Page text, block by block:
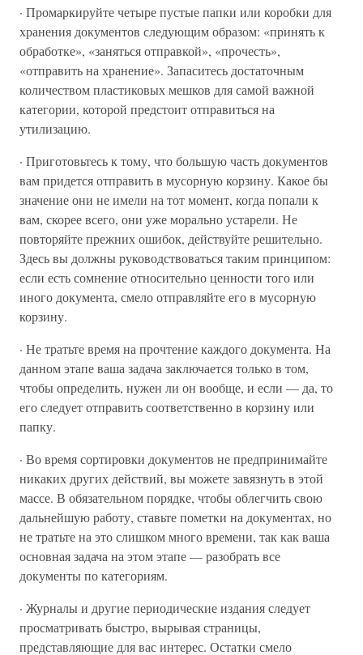
· Промаркируйте четыре пустые папки или коробки для
хранения документов следующим образом: «принять к
обработке», «заняться отправкой», «прочесть»,
«отправить на хранение». Запаситесь достаточным
количеством пластиковых мешков для самой важной
категории, которой предстоит отправиться на
утилизацию.
· Приготовьтесь к тому, что большую часть документов
вам придется отправить в мусорную корзину. Какое бы
значение они не имели на тот момент, когда попали к
вам, скорее всего, они уже морально устарели. Не
повторяйте прежних ошибок, действуйте решительно.
Здесь вы должны руководствоваться таким принципом:
если есть сомнение относительно ценности того или
иного документа, смело отправляйте его в мусорную
корзину.
· Не тратьте время на прочтение каждого документа. На
данном этапе ваша задача заключается только в том,
чтобы определить, нужен ли он вообще, и если — да, то
его следует отправить соответственно в корзину или
папку.
· Во время сортировки документов не предпринимайте
никаких других действий, вы можете завязнуть в этой
массе. В обязательном порядке, чтобы облегчить свою
дальнейшую работу, ставьте пометки на документах, но
не тратьте на это слишком много времени, так как ваша
основная задача на этом этапе — разобрать все
документы по категориям.
· Журналы и другие периодические издания следует
просматривать быстро, вырывая страницы,
представляющие для вас интерес. Остатки смело